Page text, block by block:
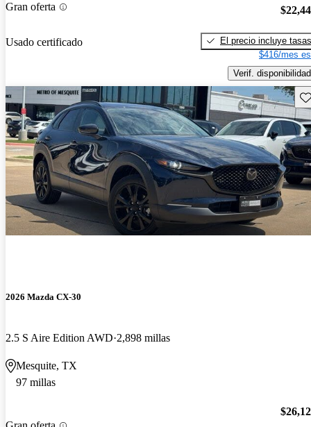
Gran oferta
Usado certificado
El precio incluye tasas
$416/mes
Verif. disponibilidad
2026 Mazda CX-30
2.5 S Aire Edition AWD 2,898 millas
Mesquite, TX
97 millas